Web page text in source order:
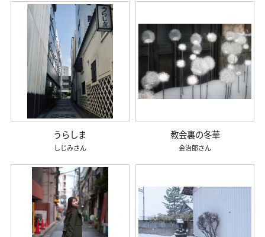
うらしま
しじみ
教会裏の冬華
金治郎